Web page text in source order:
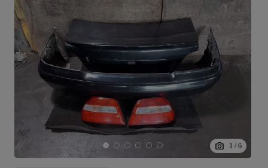
1 / 6